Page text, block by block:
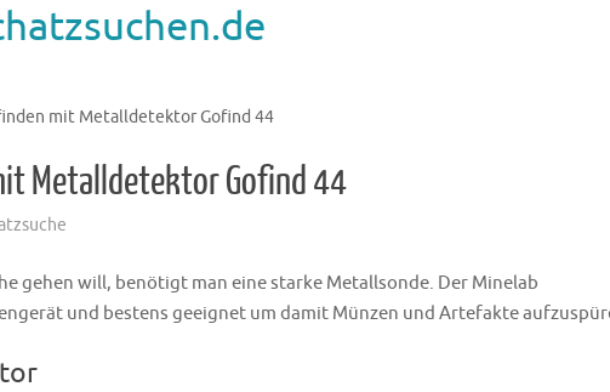
mit Metalldetektor Gofind 44
Metalldetektor Gofind 44
gehen will, benötigt man eine starke Metallsonde. Der Minelab
und bestens geeignet um damit Münzen und Artefakte